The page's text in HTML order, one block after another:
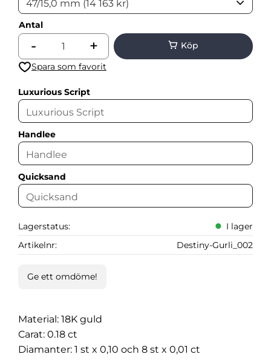
Antal
+
-
Lägg till i favoriter
Luxurious Script
Handlee
Quicksand
Lagerstatus
I lager
Artikelnr
Destiny-Gurli_002
Ge ett omdöme!
Material: 18K guld
Carat: 0.18 ct
Diamanter: 1 st x 0,10 och 8 st x 0,01 ct